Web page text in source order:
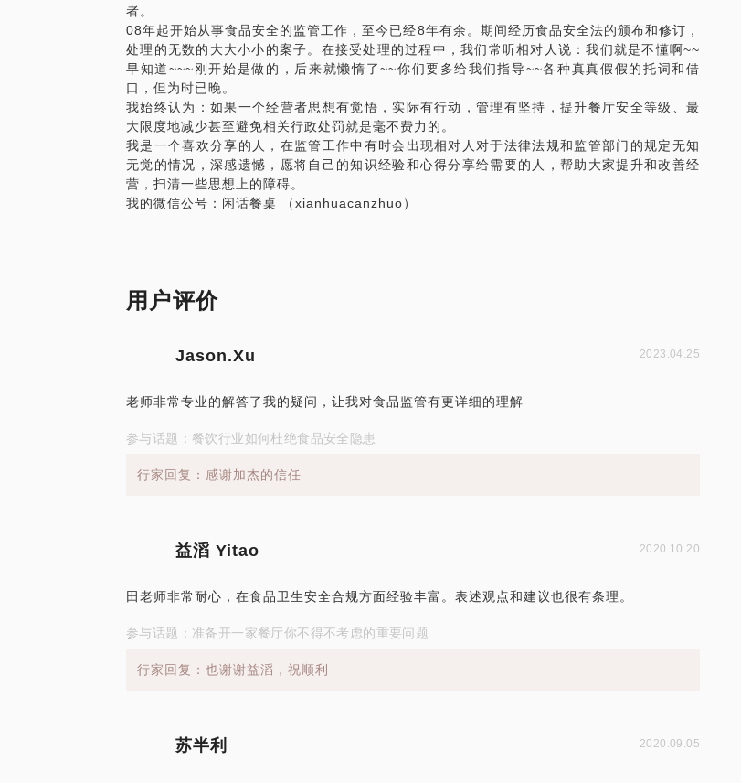
餐厅图纸分析和建议，根据具体业态和经营项目明确申请类别和特定类别的布局和配置
要求，帮你顺利通过食品经营许可书式审查和现场核查
餐厅人员、进货、加工、贮存、洗消等环节的各类必须要做的台账记录和先进后厨管理
方法的交流
如果你需要知识但暂时没空，不介意你先关注我的微信公号：闲话餐桌（xianhuacanzh
uo）,记录了一些我监管工作的心得，也有一些针对新手餐厅经营者的内容，希望能够帮
到你。
PS.在选择与我见面前，请把你的问题更具体化。毕竟一小时的谈话只能解决一部分问
题。请把你的问题提前发给我，方便我做更精确的准备，提升见面效率。期待与你的见
面。
者。
08年起开始从事食品安全的监管工作，至今已经8年有余。期间经历食品安全法的颁布和修订，
处理的无数的大大小小的案子。在接受处理的过程中，我们常听相对人说：我们就是不懂啊~~
早知道~~~刚开始是做的，后来就懒惰了~~你们要多给我们指导~~各种真真假假的托词和借
口，但为时已晚。
我始终认为：如果一个经营者思想有觉悟，实际有行动，管理有坚持，提升餐厅安全等级、最
大限度地减少甚至避免相关行政处罚就是毫不费力的。
我是一个喜欢分享的人，在监管工作中有时会出现相对人对于法律法规和监管部门的规定无知
无觉的情况，深感遗憾，愿将自己的知识经验和心得分享给需要的人，帮助大家提升和改善经
营，扫清一些思想上的障碍。
我的微信公号：闲话餐桌 （xianhuacanzhuo）
用户评价
Jason.Xu 2023.04.25
老师非常专业的解答了我的疑问，让我对食品监管有更详细的理解
参与话题：餐饮行业如何杜绝食品安全隐患
行家回复：感谢加杰的信任
益滔 Yitao 2020.10.20
田老师非常耐心，在食品卫生安全合规方面经验丰富。表述观点和建议也很有条理。
参与话题：准备开一家餐厅你不得不考虑的重要问题
行家回复：也谢谢益滔，祝顺利
苏半利 2020.09.05